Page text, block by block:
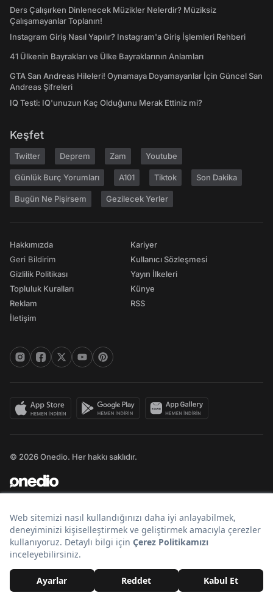
Ders Çalışırken Dinlenecek Müzikler Nelerdir? Müziksiz
Çalışamayanlar Toplanın!
Instagram Giriş Nasıl Yapılır? Instagram'a Giriş İşlemleri Rehberi
41 Ülkenin Bayrakları ve Ülke Bayraklarının Anlamları
GTA San Andreas Hileleri! Oynamaya Doyamayanlar İçin Güncel San
Andreas Şifreleri
IQ Testi: IQ'unuzun Kaç Olduğunu Merak Ettiniz mi?
Keşfet
Twitter Deprem Zam Youtube
Günlük Burç Yorumları A101 Tiktok Son Dakika
Bugün Ne Pişirsem Gezilecek Yerler
Hakkımızda
Geri Bildirim
Gizlilik Politikası
Topluluk Kuralları
Reklam
İletişim
Kariyer
Kullanıcı Sözleşmesi
Yayın İlkeleri
Künye
RSS
© 2026 Onedio. Her hakkı saklıdır.
Bir markasıdır.